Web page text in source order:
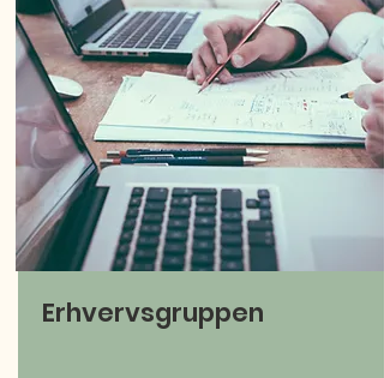
Erhvervsgruppen